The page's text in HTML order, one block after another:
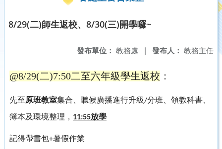
8/29(二)師生返校、8/30(三)開學囉~
發布人： 教務主任
發布單位： 教務處 |
@8/29(二)7:50二至六年級學生返校 ：
先至原班教室集合、聽候廣播進行升級/分班、領教科書、
簿本及環境整理， 11:55放學
記得帶書包+暑假作業